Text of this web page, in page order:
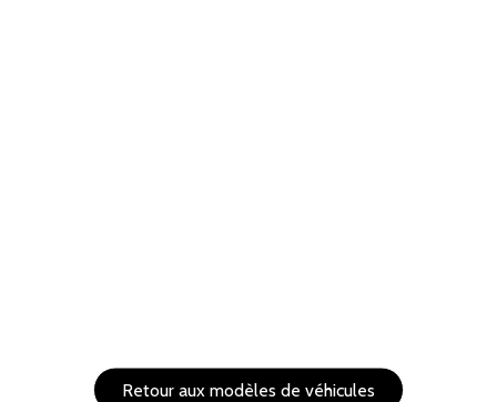
Retour aux modèles de véhicules